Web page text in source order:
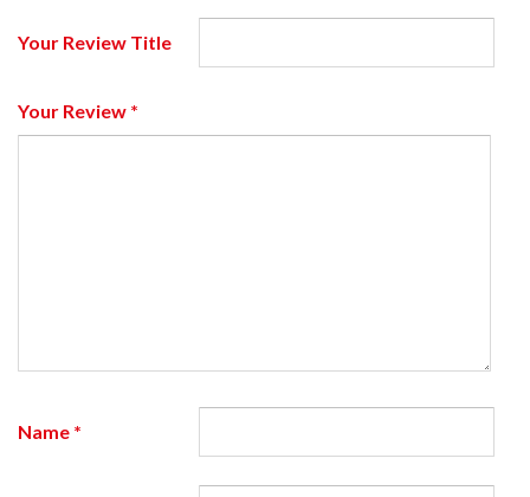
Your Review Title
Your Review *
Name *